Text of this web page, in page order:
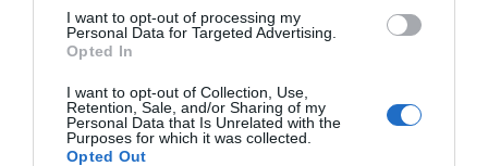
I want to opt-out of processing my
Personal Data for Targeted Advertising.
Opted In
I want to opt-out of Collection, Use,
Retention, Sale, and/or Sharing of my
Personal Data that Is Unrelated with the
Purposes for which it was collected.
Opted Out
por Eulogio López